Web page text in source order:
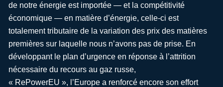
de notre énergie est importée — et la compétitivité
économique — en matière d’énergie, celle-ci est
totalement tributaire de la variation des prix des matières
premières sur laquelle nous n’avons pas de prise. En
développant le plan d’urgence en réponse à l’attrition
nécessaire du recours au gaz russe,
« RePowerEU », l’Europe a renforcé encore son effort